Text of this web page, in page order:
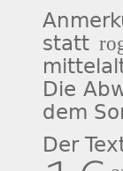
statt
Die
dem
Der